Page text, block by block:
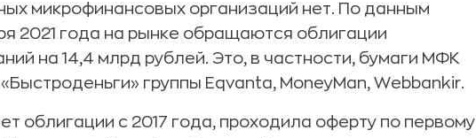
микрофинансовых организаций нет. По данным
2021 года на рынке обращаются облигации
на 14,4 млрд рублей. Это, в частности, бумаги МФК
группы Eqvanta, MoneyMan, Webbankir.
облигации с 2017 года, проходила оферту по первому